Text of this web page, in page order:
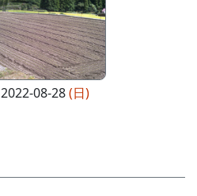
2022-08-28(日)